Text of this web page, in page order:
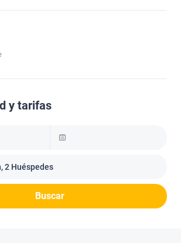
y tarifas
2 Huéspedes
Buscar